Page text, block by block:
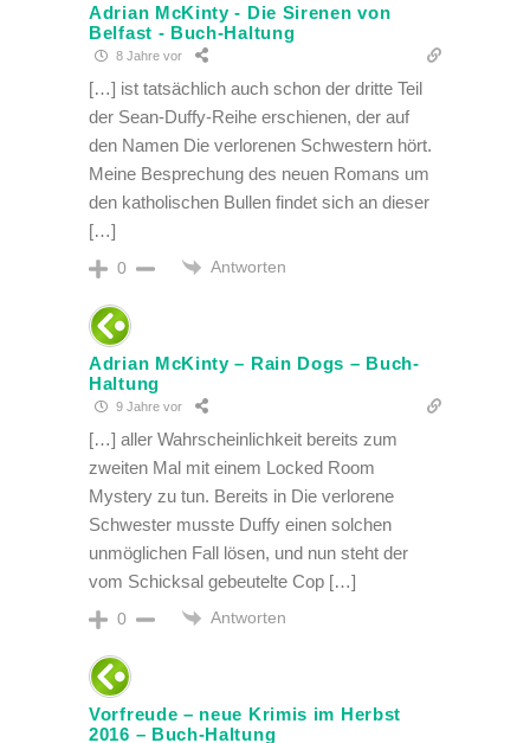
Adrian McKinty - Die Sirenen von
Belfast - Buch-Haltung
8 Jahre vor
[…] ist tatsächlich auch schon der dritte Teil
der Sean-Duffy-Reihe erschienen, der auf
den Namen Die verlorenen Schwestern hört.
Meine Besprechung des neuen Romans um
den katholischen Bullen findet sich an dieser
[…]
0 Antworten
Adrian McKinty – Rain Dogs – Buch-
Haltung
9 Jahre vor
[…] aller Wahrscheinlichkeit bereits zum
zweiten Mal mit einem Locked Room
Mystery zu tun. Bereits in Die verlorene
Schwester musste Duffy einen solchen
unmöglichen Fall lösen, und nun steht der
vom Schicksal gebeutelte Cop […]
0 Antworten
Vorfreude – neue Krimis im Herbst
2016 – Buch-Haltung